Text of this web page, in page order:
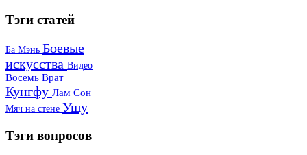
Тэги статей
Ба Мэнь Боевые
искусства Видео
Восемь Врат
Кунгфу Лам Сон
Мяч на стене Ушу
Тэги вопросов